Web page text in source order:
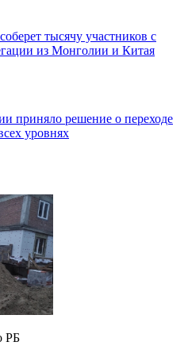
тысячу участников с
из Монголии и Китая
приняло решение о переходе
уровнях
РБ